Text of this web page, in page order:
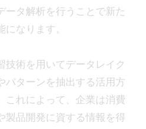
ータ解析を行うことで新た
なります。
技術を用いてデータレイク
パターンを抽出する活用方
これによって、企業は消費
製品開発に資する情報を得